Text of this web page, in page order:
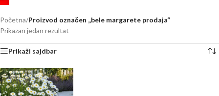
Početna/Proizvod označen „bele margarete prodaja“
Prikazan jedan rezultat
Prikaži sajdbar